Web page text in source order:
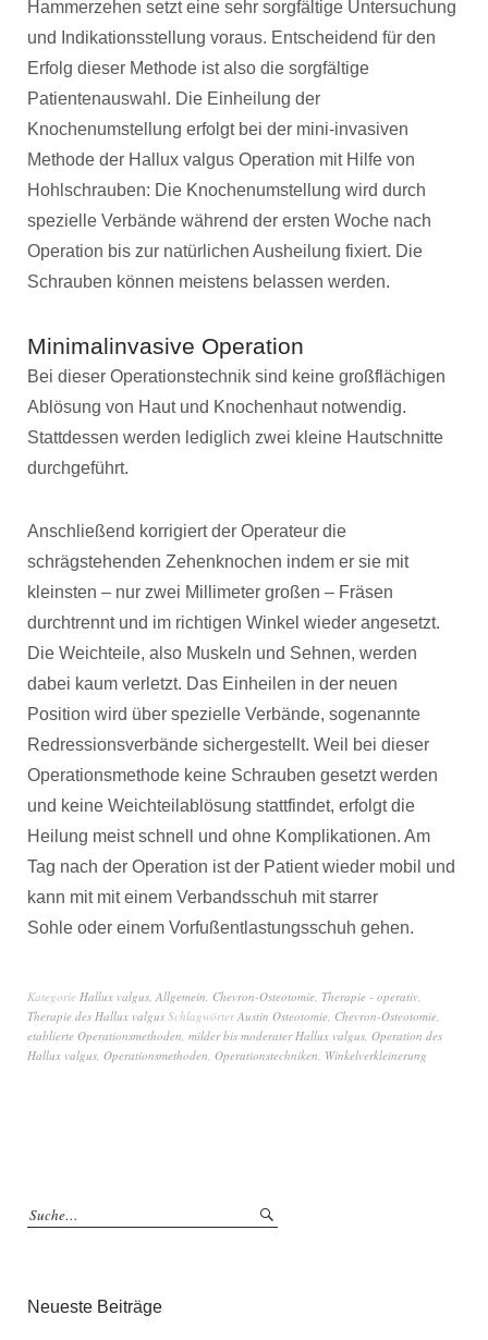
Hammerzehen setzt eine sehr sorgfältige Untersuchung
und Indikationsstellung voraus. Entscheidend für den
Erfolg dieser Methode ist also die sorgfältige
Patientenauswahl. Die Einheilung der
Knochenumstellung erfolgt bei der mini-invasiven
Methode der Hallux valgus Operation mit Hilfe von
Hohlschrauben: Die Knochenumstellung wird durch
spezielle Verbände während der ersten Woche nach
Operation bis zur natürlichen Ausheilung fixiert. Die
Schrauben können meistens belassen werden.
Minimalinvasive Operation
Bei dieser Operationstechnik sind keine großflächigen
Ablösung von Haut und Knochenhaut notwendig.
Stattdessen werden lediglich zwei kleine Hautschnitte
durchgeführt.
Anschließend korrigiert der Operateur die
schrägstehenden Zehenknochen indem er sie mit
kleinsten – nur zwei Millimeter großen – Fräsen
durchtrennt und im richtigen Winkel wieder angesetzt.
Die Weichteile, also Muskeln und Sehnen, werden
dabei kaum verletzt. Das Einheilen in der neuen
Position wird über spezielle Verbände, sogenannte
Redressionsverbände sichergestellt. Weil bei dieser
Operationsmethode keine Schrauben gesetzt werden
und keine Weichteilablösung stattfindet, erfolgt die
Heilung meist schnell und ohne Komplikationen. Am
Tag nach der Operation ist der Patient wieder mobil und
kann mit mit einem Verbandsschuh mit starrer
Sohle oder einem Vorfußentlastungsschuh gehen.
Kategorie Hallux valgus Allgemein Chevron-Osteotomie Therapie - operativ
Therapie des Hallux valgus SchlagwörterAustin Osteotomie Chevron-Osteotomie
etablierte Operationsmethoden milder bis moderater Hallux valgus Operation des
Hallux valgus Operationsmethoden Operationstechniken Winkelverkleinerung
Neueste Beiträge